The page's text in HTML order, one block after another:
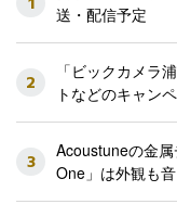
送・配信予定
2
「ビックカメラ
トなどのキャン
3
Acoustuneの金
One」は外観も